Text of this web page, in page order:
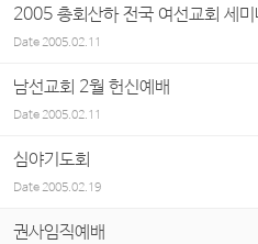
2005 총회산하 전국 여선교회 세미
Date2005.02.11
남선교회 2월 헌신예배
Date2005.02.11
심야기도회
Date2005.02.19
권사임직예배